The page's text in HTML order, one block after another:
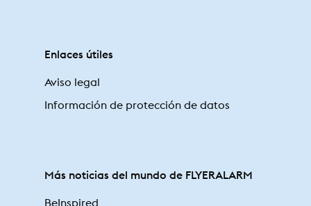
Enlaces útiles
Aviso legal
Información de protección de datos
Más noticias del mundo de FLYERALARM
BeInspired